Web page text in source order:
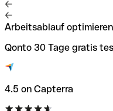
Arbeitsablauf optimieren
Qonto 30 Tage gratis
4.5 on Capterra